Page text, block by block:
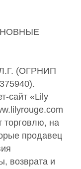
(ОГРНИП
сайт «Lily
торговлю, на
продавец
возврата и